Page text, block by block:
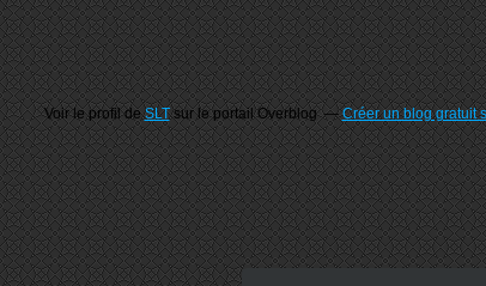
Voir le profil deSLTsur le portail Overblog Créer un blog gratuit